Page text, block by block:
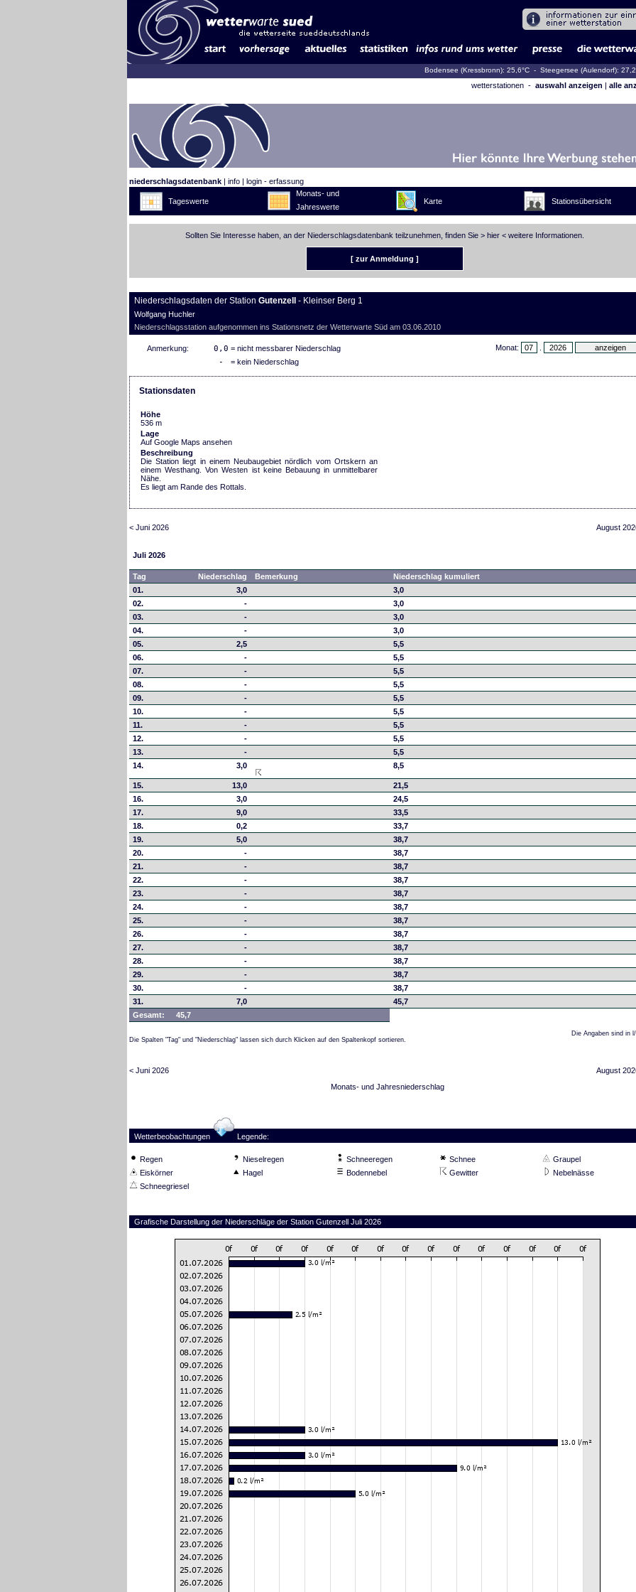
Bodensee (Kressbronn): 25,6°C - Steegersee (Aulendorf):
wetterstationen - auswahl anzeigen | alle
niederschlagsdatenbank| info| login - erfassung
Tageswerte
Monats- und
Jahreswerte
Karte Stationsübersicht
Sollten Sie Interesse haben, an der Niederschlagsdatenbank teilzunehmen, finden Sie > hier< weitere Informationen.
[ zur Anmeldung ]
Niederschlagsdaten der Station Gutenzell - Kleinser Berg 1
Wolfgang Huchler
Niederschlagsstation aufgenommen ins Stationsnetz der Wetterwarte Süd am 03.06.2010
Monat:
Anmerkung: 0,0 = nicht messbarer Niederschlag
- = kein Niederschlag
Stationsdaten
Höhe
536 m
Lage
Auf Google Maps ansehen
Beschreibung
Die Station liegt in einem Neubaugebiet nördlich vom Ortskern an
einem Westhang. Von Westen ist keine Bebauung in unmittelbarer
Nähe.
Es liegt am Rande des Rottals.
< Juni 2026 August
Juli 2026
Tag Niederschlag Bemerkung
Niederschlag kumuliert
01.
3,0
3,0
02.
-
3,0
03.
-
3,0
04.
-
3,0
05.
2,5
5,5
06.
-
5,5
07.
-
5,5
08.
-
5,5
09.
-
5,5
10.
-
5,5
11.
-
5,5
12.
-
5,5
13.
-
5,5
14.
3,0 8,5
15. 13,0
21,5
16.
3,0
24,5
17.
9,0
33,5
18.
0,2
33,7
19.
5,0
38,7
20.
-
38,7
21.
-
38,7
22.
-
38,7
23.
-
38,7
24.
-
38,7
25.
-
38,7
26.
-
38,7
27.
-
38,7
28.
-
38,7
29.
-
38,7
30.
-
38,7
31.
7,0
45,7
Gesamt:
45,7
Die Spalten "Tag" und "Niederschlag" lassen sich durch Klicken auf den Spaltenkopf sortieren.
Die Angaben sind in l/
< Juni 2026
August
Monats- und Jahresniederschlag
Wetterbeobachtungen Legende:
Regen Nieselregen Schneeregen Schnee
Graupel
Eiskörner
Hagel Bodennebel Gewitter
Nebelnässe
Schneegriesel
Grafische Darstellung der Niederschläge der Station Gutenzell Juli 2026